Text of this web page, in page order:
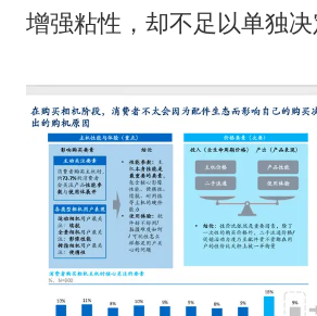
增强粘性，却不足以单独决